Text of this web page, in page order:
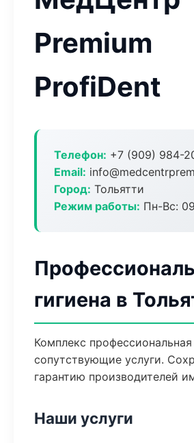
Premium
ProfiDent
Телефон: +7 (909) 984-
Email:
Город: Тольятти
Режим работы: Пн-Вс:
гигиена в
Комплекс профессиональная
сопутствующие услуги.
гарантию производителей
Наши услуги